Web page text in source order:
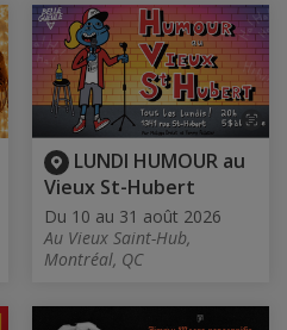
LUNDI HUMOUR au
Vieux St-Hubert
Du 10 au 31 août 2026
Au Vieux Saint-Hub,
Montréal, QC